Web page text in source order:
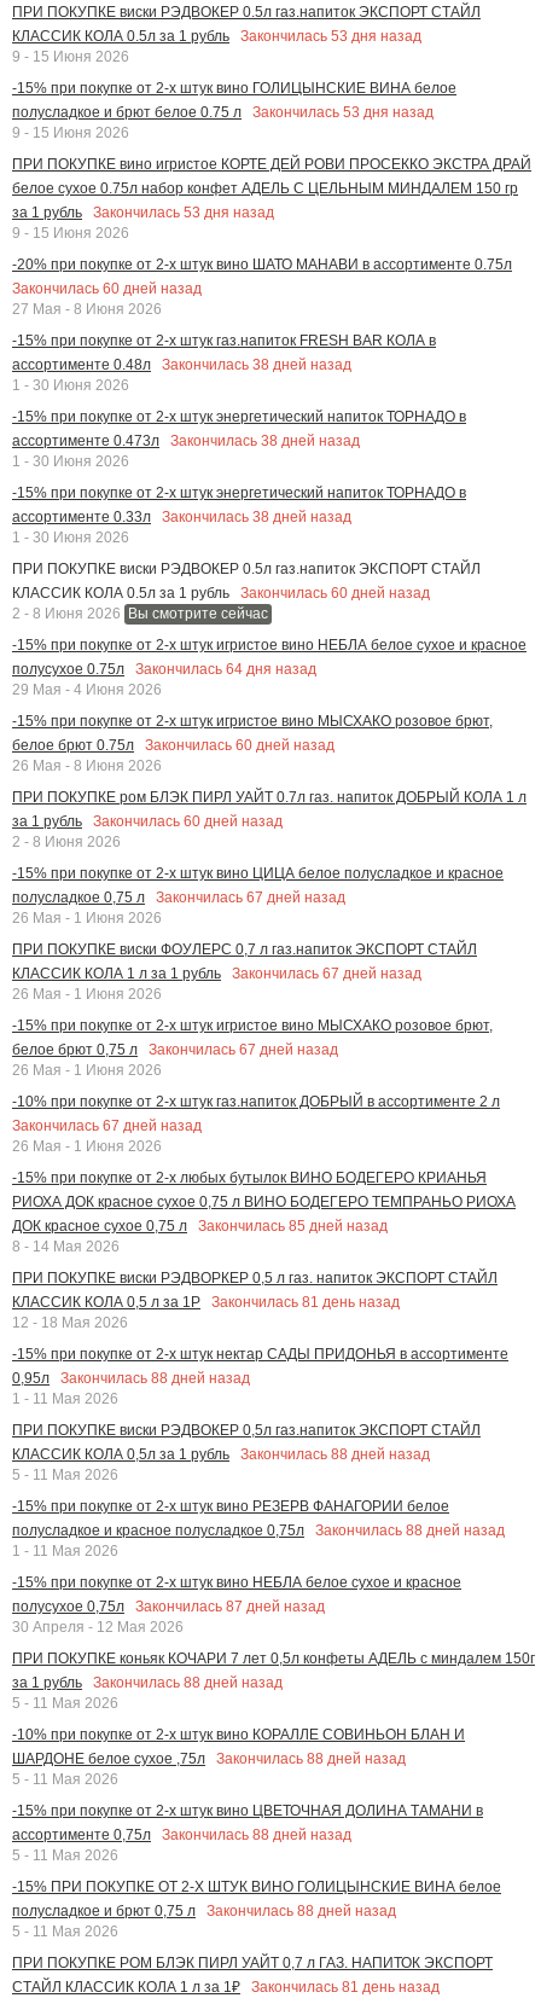
ПРИ ПОКУПКЕ виски РЭДВОКЕР 0.5л газ.напиток ЭКСПОРТ СТАЙЛ
КЛАССИК КОЛА 0.5л за 1 рубль
Закончилась 53 дня назад
9 - 15 Июня 2026
-15% при покупке от 2-х штук вино ГОЛИЦЫНСКИЕ ВИНА белое
полусладкое и брют белое 0.75 л
Закончилась 53 дня назад
9 - 15 Июня 2026
ПРИ ПОКУПКЕ вино игристое КОРТЕ ДЕЙ РОВИ ПРОСЕККО ЭКСТРА ДРАЙ
белое сухое 0.75л набор конфет АДЕЛЬ С ЦЕЛЬНЫМ МИНДАЛЕМ 150 гр
за 1 рубль
Закончилась 53 дня назад
9 - 15 Июня 2026
-20% при покупке от 2-х штук вино ШАТО МАНАВИ в ассортименте 0.75л
Закончилась 60 дней назад
27 Мая - 8 Июня 2026
-15% при покупке от 2-х штук газ.напиток FRESH BAR КОЛА в
ассортименте 0.48л
Закончилась 38 дней назад
1 - 30 Июня 2026
-15% при покупке от 2-х штук энергетический напиток ТОРНАДО в
ассортименте 0.473л
Закончилась 38 дней назад
1 - 30 Июня 2026
-15% при покупке от 2-х штук энергетический напиток ТОРНАДО в
ассортименте 0.33л
Закончилась 38 дней назад
1 - 30 Июня 2026
ПРИ ПОКУПКЕ виски РЭДВОКЕР 0.5л газ.напиток ЭКСПОРТ СТАЙЛ
КЛАССИК КОЛА 0.5л за 1 рубль
Закончилась 60 дней назад
2 - 8 Июня 2026
Вы смотрите сейчас
-15% при покупке от 2-х штук игристое вино НЕБЛА белое сухое и красное
полусухое 0.75л
Закончилась 64 дня назад
29 Мая - 4 Июня 2026
-15% при покупке от 2-х штук игристое вино МЫСХАКО розовое брют,
белое брют 0.75л
Закончилась 60 дней назад
26 Мая - 8 Июня 2026
ПРИ ПОКУПКЕ ром БЛЭК ПИРЛ УАЙТ 0.7л газ. напиток ДОБРЫЙ КОЛА 1 л
за 1 рубль
Закончилась 60 дней назад
2 - 8 Июня 2026
-15% при покупке от 2-х штук вино ЦИЦА белое полусладкое и красное
полусладкое 0,75 л
Закончилась 67 дней назад
26 Мая - 1 Июня 2026
ПРИ ПОКУПКЕ виски ФОУЛЕРС 0,7 л газ.напиток ЭКСПОРТ СТАЙЛ
КЛАССИК КОЛА 1 л за 1 рубль
Закончилась 67 дней назад
26 Мая - 1 Июня 2026
-15% при покупке от 2-х штук игристое вино МЫСХАКО розовое брют,
белое брют 0,75 л
Закончилась 67 дней назад
26 Мая - 1 Июня 2026
-10% при покупке от 2-х штук газ.напиток ДОБРЫЙ в ассортименте 2 л
Закончилась 67 дней назад
26 Мая - 1 Июня 2026
-15% при покупке от 2-х любых бутылок ВИНО БОДЕГЕРО КРИАНЬЯ
РИОХА ДОК красное сухое 0,75 л ВИНО БОДЕГЕРО ТЕМПРАНЬО РИОХА
ДОК красное сухое 0,75 л
Закончилась 85 дней назад
8 - 14 Мая 2026
ПРИ ПОКУПКЕ виски РЭДВОРКЕР 0,5 л газ. напиток ЭКСПОРТ СТАЙЛ
КЛАССИК КОЛА 0,5 л за 1Р
Закончилась 81 день назад
12 - 18 Мая 2026
-15% при покупке от 2-х штук нектар САДЫ ПРИДОНЬЯ в ассортименте
0,95л
Закончилась 88 дней назад
1 - 11 Мая 2026
ПРИ ПОКУПКЕ виски РЭДВОКЕР 0,5л газ.напиток ЭКСПОРТ СТАЙЛ
КЛАССИК КОЛА 0,5л за 1 рубль
Закончилась 88 дней назад
5 - 11 Мая 2026
-15% при покупке от 2-х штук вино РЕЗЕРВ ФАНАГОРИИ белое
полусладкое и красное полусладкое 0,75л
Закончилась 88 дней назад
1 - 11 Мая 2026
-15% при покупке от 2-х штук вино НЕБЛА белое сухое и красное
полусухое 0,75л
Закончилась 87 дней назад
30 Апреля - 12 Мая 2026
ПРИ ПОКУПКЕ коньяк КОЧАРИ 7 лет 0,5л конфеты АДЕЛЬ с миндалем 150г
за 1 рубль
Закончилась 88 дней назад
5 - 11 Мая 2026
-10% при покупке от 2-х штук вино КОРАЛЛЕ СОВИНЬОН БЛАН И
ШАРДОНЕ белое сухое ,75л
Закончилась 88 дней назад
5 - 11 Мая 2026
-15% при покупке от 2-х штук вино ЦВЕТОЧНАЯ ДОЛИНА ТАМАНИ в
ассортименте 0,75л
Закончилась 88 дней назад
5 - 11 Мая 2026
-15% ПРИ ПОКУПКЕ ОТ 2-Х ШТУК ВИНО ГОЛИЦЫНСКИЕ ВИНА белое
полусладкое и брют 0,75 л
Закончилась 88 дней назад
5 - 11 Мая 2026
ПРИ ПОКУПКЕ РОМ БЛЭК ПИРЛ УАЙТ 0,7 л ГАЗ. НАПИТОК ЭКСПОРТ
СТАЙЛ КЛАССИК КОЛА 1 л за 1₽
Закончилась 81 день назад